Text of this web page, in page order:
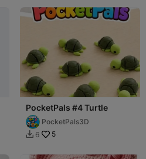
PocketPals #4 Turtle
PocketPals3D
 6 5